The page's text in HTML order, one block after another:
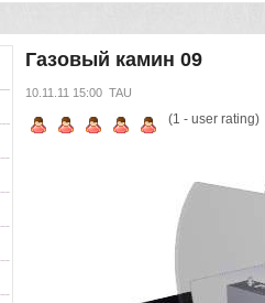
Газовый камин 09
10.11.11 15:00 TAU
(1 - user rating)